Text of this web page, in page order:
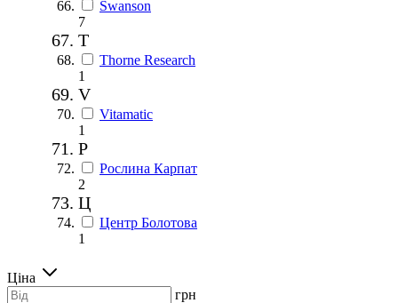
Swanson
7
T
Thorne Research
1
V
Vitamatic
1
Р
Рослина Карпат
2
Ц
Центр Болотова
1
Ціна
грн